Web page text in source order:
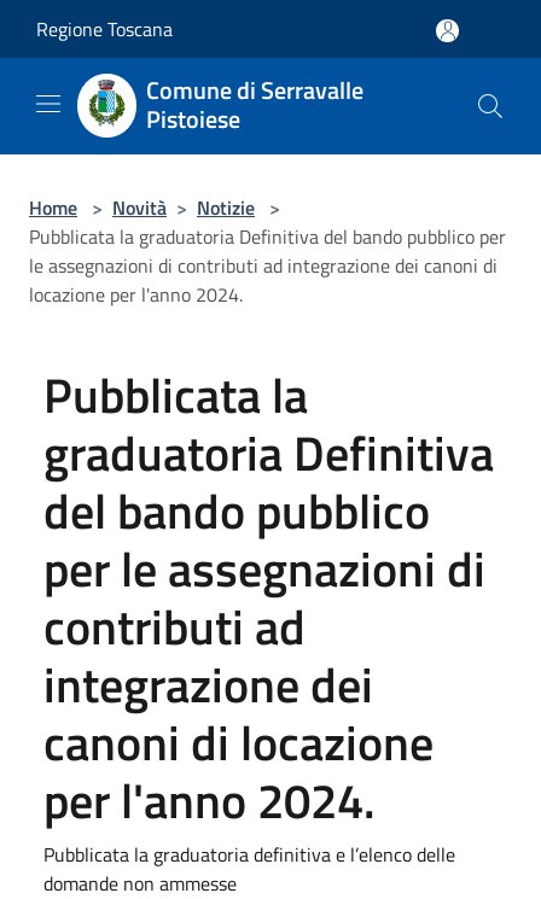
Regione Toscana
Comune di Serravalle
Pistoiese
Home > Novità > Notizie >
Pubblicata la graduatoria Definitiva del bando pubblico per
le assegnazioni di contributi ad integrazione dei canoni di
locazione per l'anno 2024.
Pubblicata la
graduatoria Definitiva
del bando pubblico
per le assegnazioni di
contributi ad
integrazione dei
canoni di locazione
per l'anno 2024.
Pubblicata la graduatoria definitiva e l’elenco delle
domande non ammesse